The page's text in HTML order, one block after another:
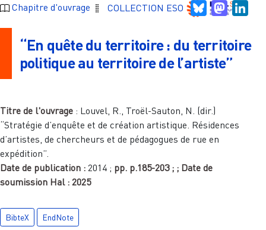
Chapitre d'ouvrage COLLECTION ESO Bluesky
“En quête du territoire : du territoire
politique au territoire de l’artiste”
Titre de l'ouvrage : Louvel, R., Troël-Sauton, N. (dir.)
“Stratégie d’enquête et de création artistique. Résidences
d’artistes, de chercheurs et de pédagogues de rue en
expédition”.
Date de publication : 2014 ; pp. p.185-203 ; ; Date de
soumission Hal : 2025
BibteX EndNote